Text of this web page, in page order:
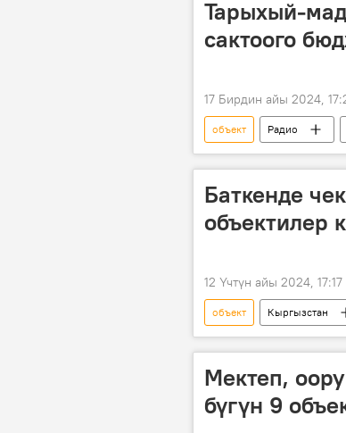
Тарыхый-
сактоого
17 Бирдин айы 2024,
объект Радио
Кыргызстан
Баткенде
объектилер
12 Үчтүн айы 2024, 17:17
объект Кыргызстан
Мектеп,
бүгүн 9